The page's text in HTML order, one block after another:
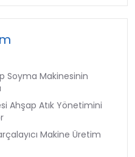
Soyma Makinesinin
Ahşap Atık Yönetimini
Makine Üretim